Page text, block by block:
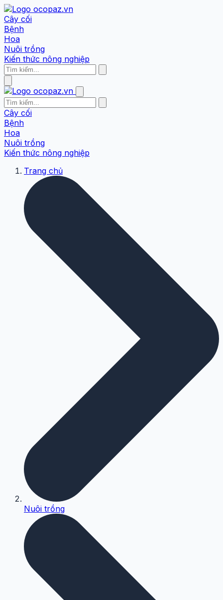
Cây cối
Bệnh
Hoa
Nuôi trồng
Kiến thức nông nghiệp
Cây cối
Bệnh
Hoa
Nuôi trồng
Kiến thức nông nghiệp
Trang chủ
Nuôi trồng